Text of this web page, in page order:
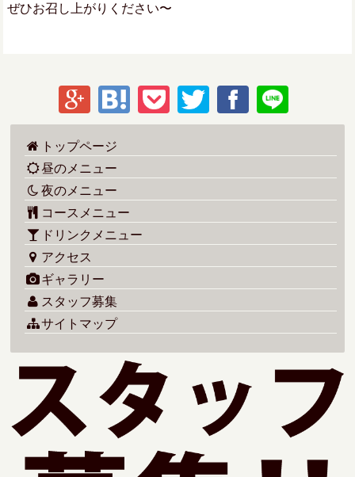
ぜひお召し上がりください〜
トップページ
昼のメニュー
夜のメニュー
コースメニュー
ドリンクメニュー
アクセス
ギャラリー
スタッフ募集
サイトマップ